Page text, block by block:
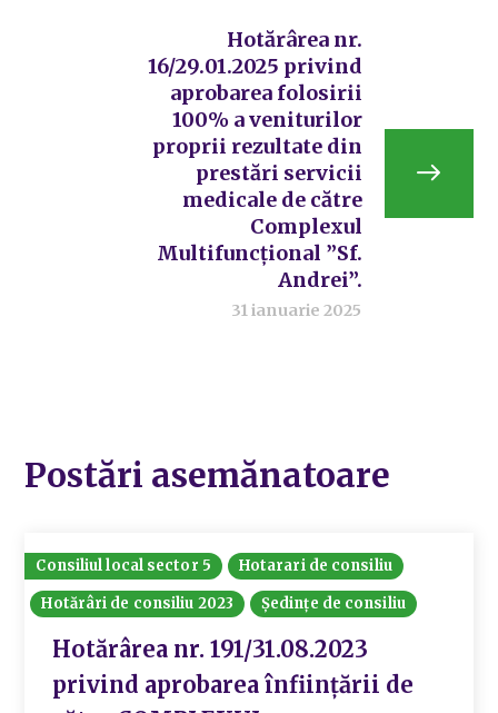
Hotărârea nr.
16/29.01.2025 privind
aprobarea folosirii
100% a veniturilor
proprii rezultate din
prestări servicii
medicale de către
Complexul
Multifuncțional ”Sf.
Andrei”.
31 ianuarie 2025
Postări asemănatoare
Consiliul local sector 5
Hotarari de consiliu
Hotărâri de consiliu 2023
Ședințe de consiliu
Hotărârea nr. 191/31.08.2023
privind aprobarea înființării de